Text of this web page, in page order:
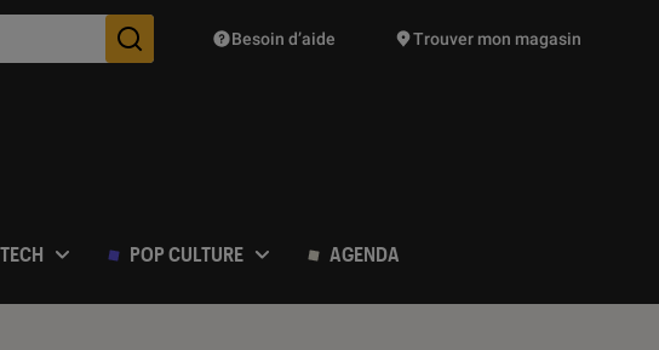
Des suggestions de produits vont vous être proposées
Besoin d’aide Trouver mon magasin
TECH POP CULTURE AGENDA